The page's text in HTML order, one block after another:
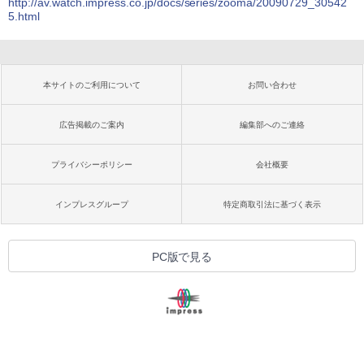
http://av.watch.impress.co.jp/docs/series/zooma/20090729_30542
5.html
本サイトのご利用について お問い合わせ
広告掲載のご案内 編集部へのご連絡
プライバシーポリシー 会社概要
インプレスグループ 特定商取引法に基づく表示
PC版で見る